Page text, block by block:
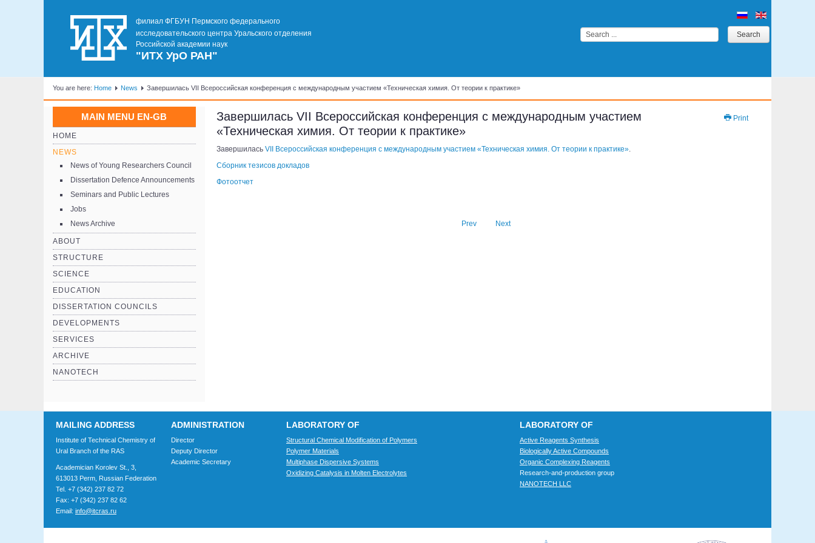
филиал ФГБУН Пермского федерального
исследовательского центра Уральского отделения
Российской академии наук
"ИТХ УрО РАН"
Search
...
Search
You are here: Home News Завершилась VII Всероссийская конференция с международным участием «Техническая химия. От теории к практике»
MAIN MENU EN-GB
HOME
NEWS
News of Young Researchers Council
Dissertation Defence Announcements
Seminars and Public Lectures
Jobs
News Archive
ABOUT
STRUCTURE
SCIENCE
EDUCATION
DISSERTATION COUNCILS
DEVELOPMENTS
SERVICES
ARCHIVE
NANOTECH
Print
Завершилась VII Всероссийская конференция с международным участием
«Техническая химия. От теории к практике»
ЗавершиласьVII Всероссийская конференция с международным участием «Техническая химия. От теории к практике».
Сборник тезисов докладов
Фотоотчет
Prev Next
MAILING ADDRESS
Institute of Technical Chemistry of
Ural Branch of the RAS
Academician Korolev St., 3,
613013 Perm, Russian Federation
Tel. +7 (342) 237 82 72
Fax: +7 (342) 237 82 62
Email: info@itcras.ru
ADMINISTRATION
Director
Deputy Director
Academic Secretary
LABORATORY OF
Structural Chemical Modification of Polymers
Polymer Materials
Multiphase Dispersive Systems
Oxidizing Catalysis in Molten Electrolytes
LABORATORY OF
Active Reagents Synthesis
Biologically Active Compounds
Organic Complexing Reagents
Research-and-production group
NANOTECH LLC